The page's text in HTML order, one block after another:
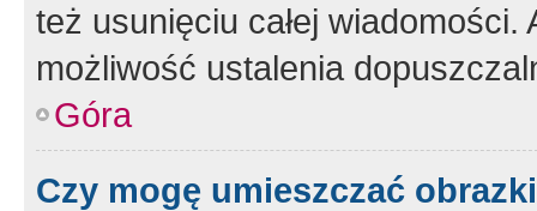
też usunięciu całej
możliwość ustalenia
Góra
Czy mogę umieszczać